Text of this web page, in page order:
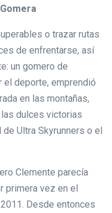
o trazar rutas
de enfrentarse, así
un gomero de
el deporte, emprendió
en las montañas,
dulces victorias
Ultra Skyrunners o el
Clemente parecía
primera vez en el
Desde entonces